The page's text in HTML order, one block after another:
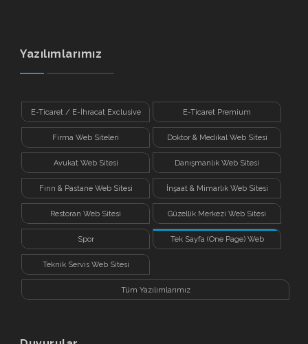
Yazılımlarımız
E-Ticaret / E-İhracat Exclusive E-Ticaret Premium
Firma Web Siteleri Doktor & Medikal Web Sitesi
Avukat Web Sitesi Danışmanlık Web Sitesi
Fırın & Pastane Web Sitesi İnşaat & Mimarlık Web Sitesi
Restoran Web Sitesi Güzellik Merkezi Web Sitesi
Spor Tek Sayfa (One Page) Web
Teknik Servis Web Sitesi
Tüm Yazılımlarımız